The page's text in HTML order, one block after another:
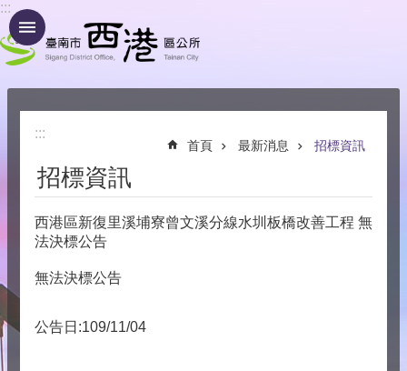
跳到主要內容區塊
:::
:::
首頁 最新消息 招標資訊
招標資訊
西港區新復里溪埔寮曾文溪分線水圳板橋改善工程 無
法決標公告
無法決標公告
公告日:109/11/04